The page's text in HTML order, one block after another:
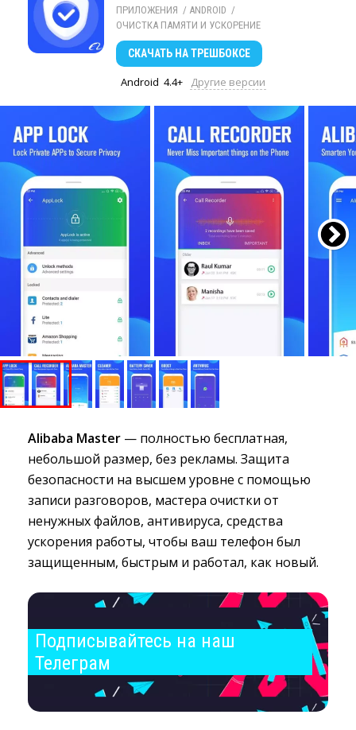
ПРИЛОЖЕНИЯ / ANDROID /
ОЧИСТКА ПАМЯТИ И УСКОРЕНИЕ
СКАЧАТЬ НА ТРЕШБОКСЕ
Android 4.4+ Другие версии
Alibaba Master — полностью бесплатная,
небольшой размер, без рекламы. Защита
безопасности на высшем уровне с помощью
записи разговоров, мастера очистки от
ненужных файлов, антивируса, средства
ускорения работы, чтобы ваш телефон был
защищенным, быстрым и работал, как новый.
Подписывайтесь на наш
Телеграм